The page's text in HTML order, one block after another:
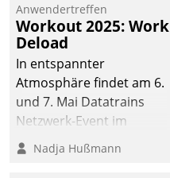
Anwendertreffen
Workout 2025: Work
Deload
In entspannter
Atmosphäre findet am 6.
und 7. Mai Datatrains
Netzwerk-Event im
Kunden- und Partnerkreis
statt. Zentrale Frage: Wie
Nadja Hußmann